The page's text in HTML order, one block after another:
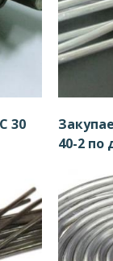
30
40-2 по